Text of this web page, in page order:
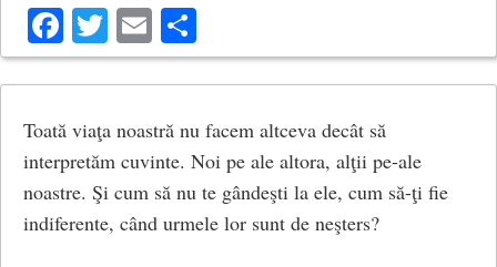
Facebook
Twitter
Email
Toată viaţa noastră nu facem altceva decât să
interpretăm cuvinte. Noi pe ale altora, alţii pe-ale
noastre. Şi cum să nu te gândeşti la ele, cum să-ţi fie
indiferente, când urmele lor sunt de neşters?